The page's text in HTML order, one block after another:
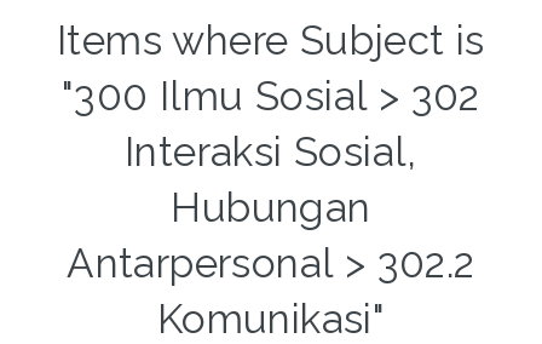
Items where Subject is
"300 Ilmu Sosial > 302
Interaksi Sosial,
Hubungan
Antarpersonal > 302.2
Komunikasi"